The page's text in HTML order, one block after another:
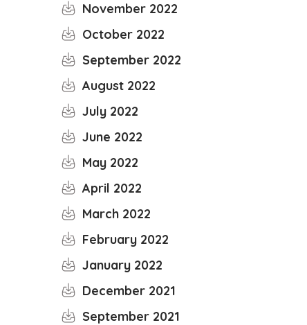
November 2022
October 2022
September 2022
August 2022
July 2022
June 2022
May 2022
April 2022
March 2022
February 2022
January 2022
December 2021
September 2021